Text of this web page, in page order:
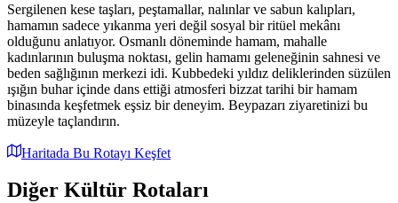
Sergilenen kese taşları, peştamallar, nalınlar ve sabun kalıpları,
hamamın sadece yıkanma yeri değil sosyal bir ritüel mekânı
olduğunu anlatıyor. Osmanlı döneminde hamam, mahalle
kadınlarının buluşma noktası, gelin hamamı geleneğinin sahnesi ve
beden sağlığının merkezi idi. Kubbedeki yıldız deliklerinden süzülen
ışığın buhar içinde dans ettiği atmosferi bizzat tarihi bir hamam
binasında keşfetmek eşsiz bir deneyim. Beypazarı ziyaretinizi bu
müzeyle taçlandırın.
Haritada Bu Rotayı Keşfet
Diğer Kültür Rotaları